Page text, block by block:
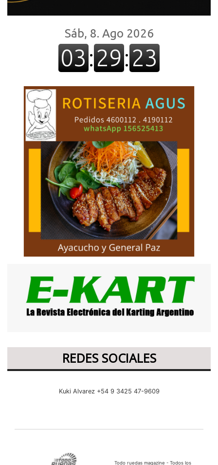
REDES SOCIALES
Kuki Alvarez +54 9 3425 47-9609
Todo ruedas magazine - Todos los